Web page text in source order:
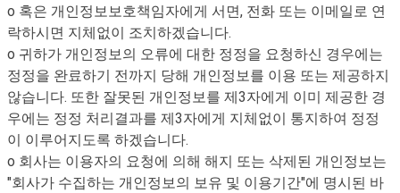
o 혹은 개인정보보호책임자에게 서면, 전화 또는 이메일로 연
락하시면 지체없이 조치하겠습니다.
o 귀하가 개인정보의 오류에 대한 정정을 요청하신 경우에는
정정을 완료하기 전까지 당해 개인정보를 이용 또는 제공하지
않습니다. 또한 잘못된 개인정보를 제3자에게 이미 제공한 경
우에는 정정 처리결과를 제3자에게 지체없이 통지하여 정정
이 이루어지도록 하겠습니다.
o 회사는 이용자의 요청에 의해 해지 또는 삭제된 개인정보는
"회사가 수집하는 개인정보의 보유 및 이용기간"에 명시된 바